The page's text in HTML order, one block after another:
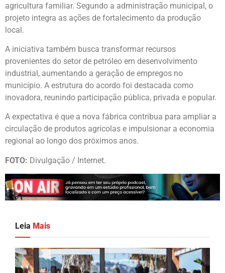
agricultura familiar. Segundo a administração municipal, o
projeto integra as ações de fortalecimento da produção
local.
A iniciativa também busca transformar recursos
provenientes do setor de petróleo em desenvolvimento
industrial, aumentando a geração de empregos no
município. A estrutura do acordo foi destacada como
inovadora, reunindo participação pública, privada e popular.
A expectativa é que a nova fábrica contribua para ampliar a
circulação de produtos agrícolas e impulsionar a economia
regional ao longo dos próximos anos.
FOTO: Divulgação / Internet.
Leia Mais